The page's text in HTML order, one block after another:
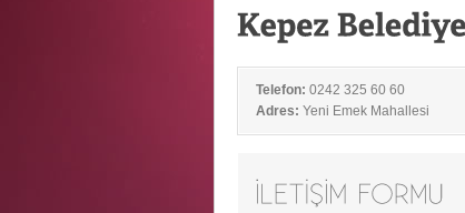
Telefon: 0242 325 60 60
Adres: Yeni Emek Mahallesi